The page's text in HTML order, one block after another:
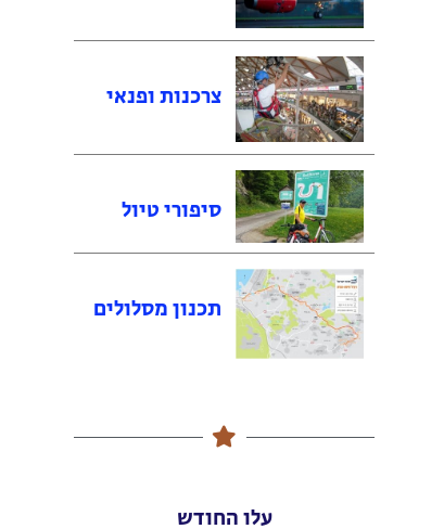
צרכנות ופנאי
סיפורי טיול
תכנון מסלולים
עלו החודש